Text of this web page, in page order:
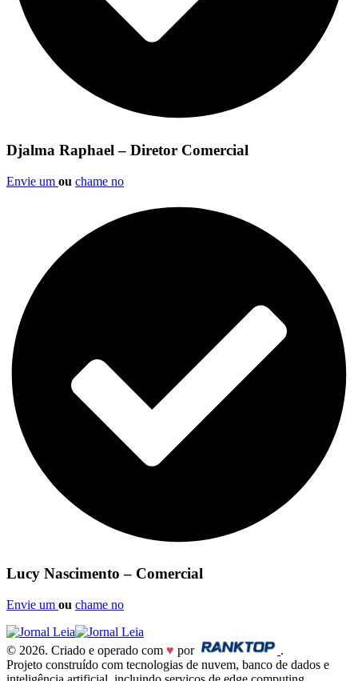
Djalma Raphael – Diretor Comercial
Envie um ou chame no
Lucy Nascimento – Comercial
Envie um ou chame no
© 2026. Criado e operado com ♥ por
.
Projeto construído com tecnologias de nuvem, banco de dados e